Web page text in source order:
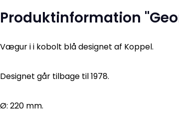
Produktinformation
Vægur i i kobolt blå designet af Koppel.
Designet går tilbage til 1978.
Ø: 220 mm.